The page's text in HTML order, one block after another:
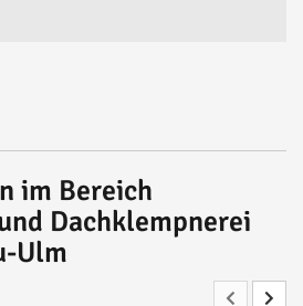
im Bereich
Dachklempnerei
Ulm